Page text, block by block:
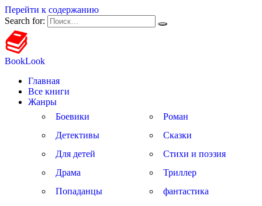
Перейти к содержанию
Search for:
BookLook
Главная
Все книги
Жанры
Боевики
Детективы
Для детей
Драма
Попаданцы
Роман
Сказки
Стихи и поэзия
Триллер
фантастика